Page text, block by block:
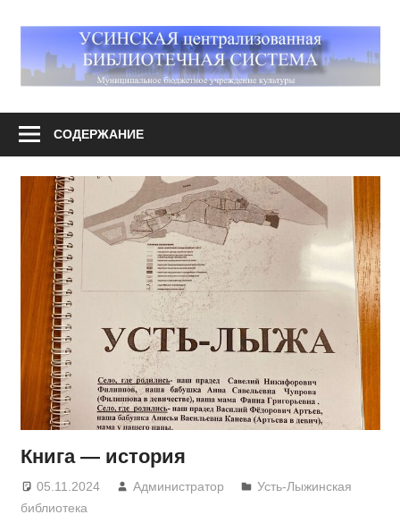
содержимому
централизованная
система
СОДЕРЖАНИЕ
Книга — история
05.11.2024 Администратор
Усть-Лыжинская
библиотека